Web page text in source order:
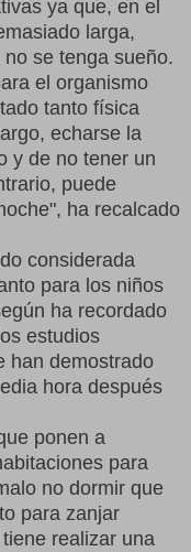
ya que, en el
larga,
se tenga sueño.
el organismo
tanto física
echarse la
y de no tener un
puede
ha recalcado
considerada
para los niños
ha recordado
estudios
han demostrado
hora después
ponen a
para
no dormir que
para zanjar
realizar una